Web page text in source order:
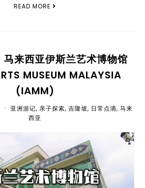
READ MORE
马来西亚伊斯兰艺术博物馆
MUSEUM MALAYSIA
(IAMM)
• 亚洲游记, 亲子探索, 吉隆坡, 日常点滴, 马来
西亚